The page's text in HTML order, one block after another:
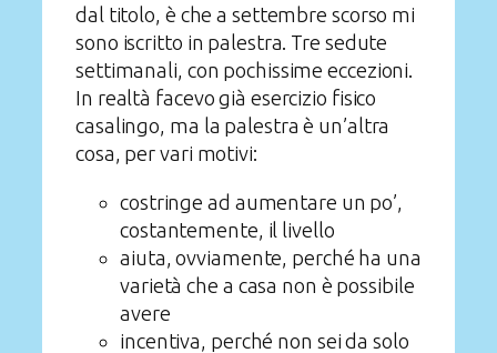
dal titolo, è che a settembre scorso mi
sono iscritto in palestra. Tre sedute
settimanali, con pochissime eccezioni.
In realtà facevo già esercizio fisico
casalingo, ma la palestra è un’altra
cosa, per vari motivi:
costringe ad aumentare un po’,
costantemente, il livello
aiuta, ovviamente, perché ha una
varietà che a casa non è possibile
avere
incentiva, perché non sei da solo